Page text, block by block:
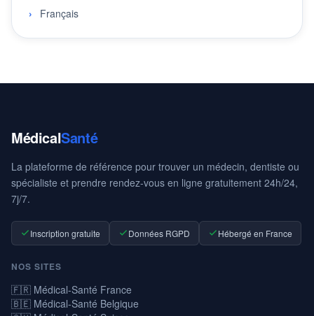
Français
MédicalSanté
La plateforme de référence pour trouver un médecin, dentiste ou
spécialiste et prendre rendez-vous en ligne gratuitement 24h/24,
7j/7.
Inscription gratuite Données RGPD Hébergé en France
NOS SITES
🇫🇷 Médical-Santé France
🇧🇪 Médical-Santé Belgique